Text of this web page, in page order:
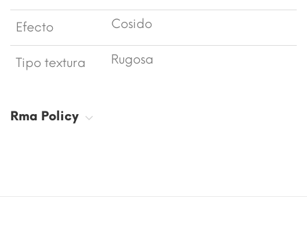
Efecto Cosido
Tipo textura Rugosa
Rma Policy